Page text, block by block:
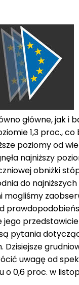
główne, jak i
1,3 proc.,
poziomy od
najniższy
obniżki
do
jego
pytania
uwagę od
o 0,6 proc. w